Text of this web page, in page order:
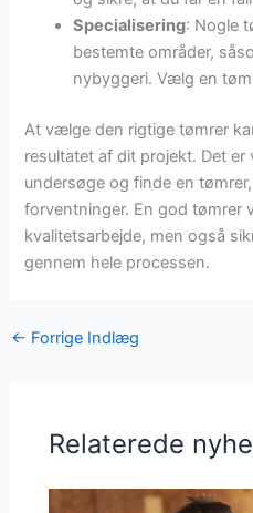
Specialisering: Nogle
bestemte områder,
nybyggeri. Vælg en
At vælge den rigtige tømrer
resultatet af dit projekt. Det
undersøge og finde en
forventninger. En god tømrer
kvalitetsarbejde, men også
gennem hele processen.
← Forrige Indlæg
Relaterede